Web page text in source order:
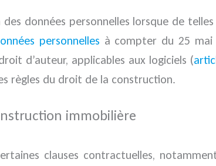
données personnelles lorsque de
personnelles à compter du 25 mai
d’auteur, applicables aux logiciels (
règles du droit de la construction.
immobilière
clauses contractuelles,